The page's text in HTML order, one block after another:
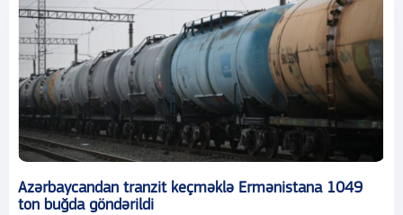
Azərbaycandan tranzit keçməklə Ermənistana 1049
ton buğda göndərildi